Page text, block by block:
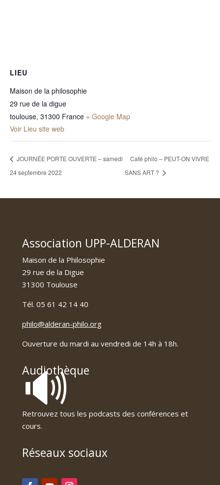
LIEU
Maison de la philosophie
29 rue de la digue
toulouse, 31300 France + Google Map
Voir Lieu site web
JOURNÉE PORTE OUVERTE – samedi
24 septembre 2022
Café philo – PEUT-ON VIVRE
SANS ART ?
Association UPP-ALDERAN
Maison de la Philosophie
29 rue de la Digue
31300 Toulouse
Tél. 05 61 42 14 40
philo@alderan-philo.org
Ouverture du mardi au vendredi de 14h à 18h.
Audiothèque
🔊
Retrouvez tous les podcasts des conférences et
cours.
Réseaux sociaux